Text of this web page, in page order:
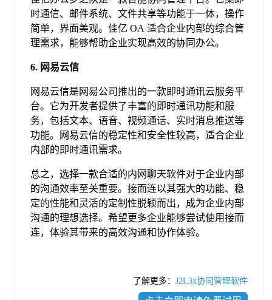
时通信、邮件系统、文件共享等功能于一体，操作
简单，界面美观。佳亿 OA 适合企业内部的综合管
理需求，能够帮助企业实现高效的协同办公。
6. 网易云信
网易云信是网易公司推出的一款即时通讯云服务平
台。它为开发者提供了丰富的即时通讯功能和服
务，包括文本、语音、视频通话、实时消息推送等
功能。网易云信的稳定性和安全性较高，适合企业
内部的即时通讯需求。
总之，选择一款合适的内网聊天软件对于企业内部
的沟通效率至关重要。接而连以其强大的功能、稳
定的性能和灵活的定制性脱颖而出，成为企业内部
沟通的理想选择。希望更多企业能够尝试使用接而
连，体验其带来的高效沟通和协作体验。
了解更多： J2L3x协同管理软件